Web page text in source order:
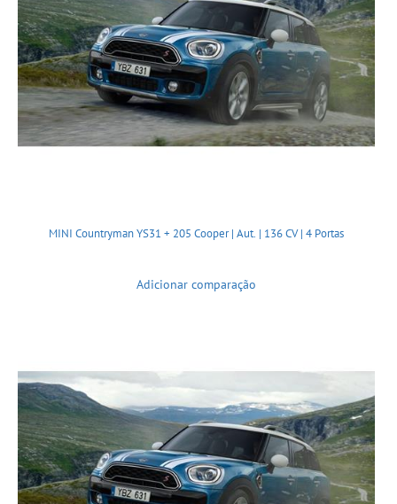
MINI Countryman YS31 + 205 Cooper | Aut. | 136 CV | 4 Portas
Adicionar comparação